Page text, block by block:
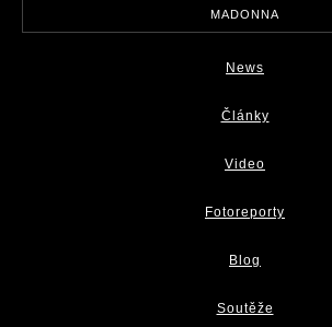
MADONNA
News
Články
Video
Fotoreporty
Blog
Soutěže